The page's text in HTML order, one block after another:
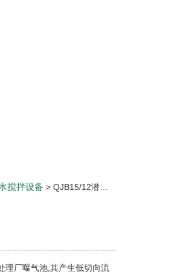
搅拌设备 > QJB15/12潜水搅拌机
理厂曝气池,其产生低切向流